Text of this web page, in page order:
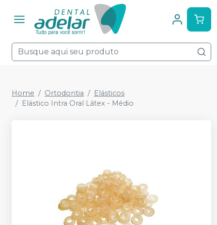
Home Ortodontia
Elásticos
Elástico Intra Oral Látex - Médio